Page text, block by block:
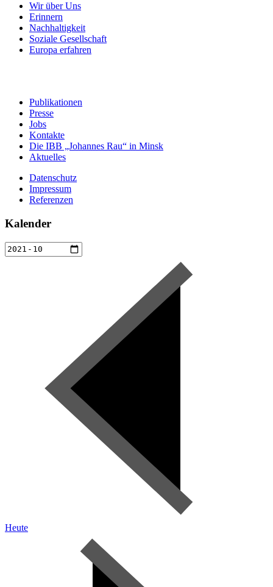
Wir über Uns
Erinnern
Nachhaltigkeit
Soziale Gesellschaft
Europa erfahren
Publikationen
Presse
Jobs
Kontakte
Die IBB „Johannes Rau“ in Minsk
Aktuelles
Datenschutz
Impressum
Referenzen
Kalender
Heute